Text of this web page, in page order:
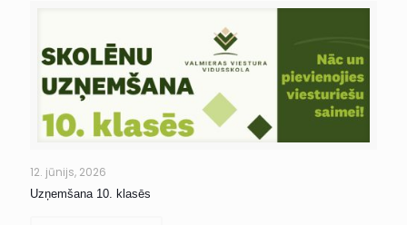
12. jūnijs, 2026
Uzņemšana 10. klasēs